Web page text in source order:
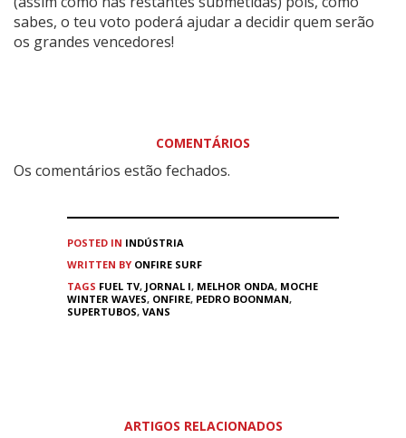
sabes, o teu voto poderá ajudar a decidir quem serão
os grandes vencedores!
COMENTÁRIOS
Os comentários estão fechados.
POSTED IN INDÚSTRIA
WRITTEN BY ONFIRE SURF
TAGS FUEL TV, JORNAL I, MELHOR ONDA, MOCHE
WINTER WAVES, ONFIRE, PEDRO BOONMAN,
SUPERTUBOS, VANS
ARTIGOS RELACIONADOS